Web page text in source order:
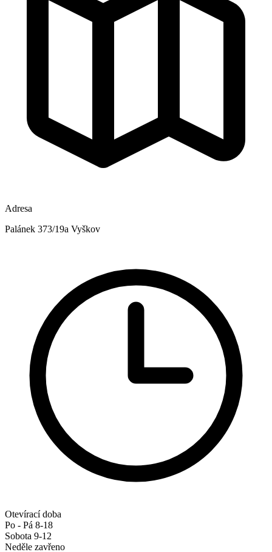
Adresa
Palánek 373/19a Vyškov
Otevírací doba
Po - Pá 8-18
Sobota 9-12
Neděle zavřeno